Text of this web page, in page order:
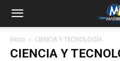
Inicio CIENCIA Y TECNOLOGÍA
CIENCIA Y